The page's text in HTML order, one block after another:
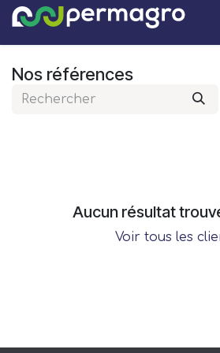
Se rendre au contenu
Nos références
Aucun résultat
Voir tous les